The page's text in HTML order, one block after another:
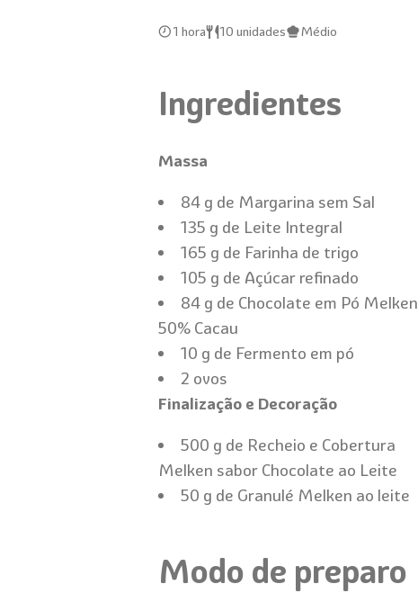
1 hora 10 unidades Médio
Ingredientes
Massa
84 g de Margarina sem Sal
135 g de Leite Integral
165 g de Farinha de trigo
105 g de Açúcar refinado
84 g de Chocolate em Pó Melken
50% Cacau
10 g de Fermento em pó
2 ovos
Finalização e Decoração
500 g de Recheio e Cobertura
Melken sabor Chocolate ao Leite
50 g de Granulé Melken ao leite
Modo de preparo